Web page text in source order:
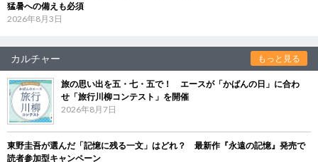
猛暑への備えも必須
2026年8月3日
カルチャー もっと見る
旅の思い出を五・七・五で！ エースが「かばんの日」に合わ
せ「旅行川柳コンテスト」を開催
2026年8月7日
東野圭吾が選んだ「記憶に残る一文」はどれ？ 最新作『永遠の記憶』発売で
読者参加型キャンペーン